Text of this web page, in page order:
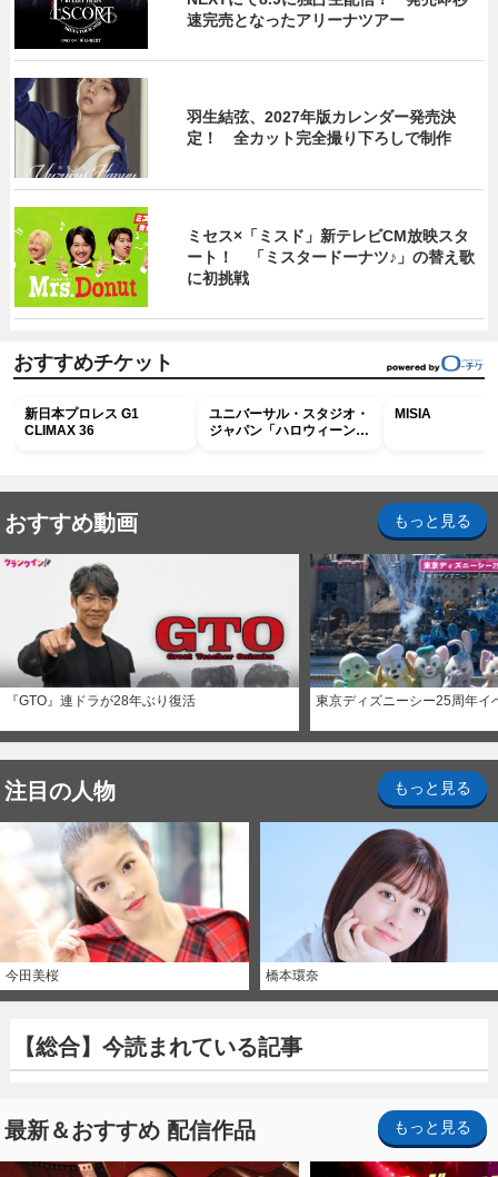
速完売となったアリーナツアー
羽生結弦、2027年版カレンダー発売決
定！ 全カット完全撮り下ろしで制作
ミセス×「ミスド」新テレビCM放映スタ
ート！ 「ミスタードーナツ♪」の替え歌
に初挑戦
おすすめチケット
新日本プロレス G1
CLIMAX 36
ユニバーサル・スタジオ・
ジャパン「ハロウィーン・
MISIA
おすすめ動画 もっと見る
『GTO』連ドラが28年ぶり復活 東京ディズニーシー25周年イ
注目の人物 もっと見る
今田美桜 橋本環奈
【総合】今読まれている記事
最新＆おすすめ 配信作品 もっと見る